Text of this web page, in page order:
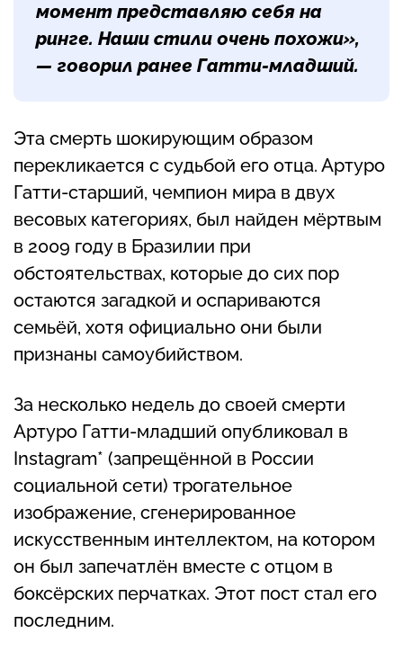
момент представляю себя на
ринге. Наши стили очень похожи»,
— говорил ранее Гатти-младший.
Эта смерть шокирующим образом
перекликается с судьбой его отца. Артуро
Гатти-старший, чемпион мира в двух
весовых категориях, был найден мёртвым
в 2009 году в Бразилии при
обстоятельствах, которые до сих пор
остаются загадкой и оспариваются
семьёй, хотя официально они были
признаны самоубийством.
За несколько недель до своей смерти
Артуро Гатти-младший опубликовал в
Instagram* (запрещённой в России
социальной сети) трогательное
изображение, сгенерированное
искусственным интеллектом, на котором
он был запечатлён вместе с отцом в
боксёрских перчатках. Этот пост стал его
последним.